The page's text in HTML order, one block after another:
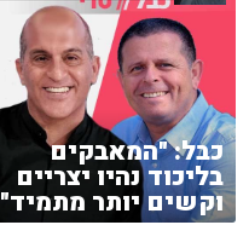
כבל: "המאבקים
בליכוד נהיו יצריים
וקשים יותר מתמיד"